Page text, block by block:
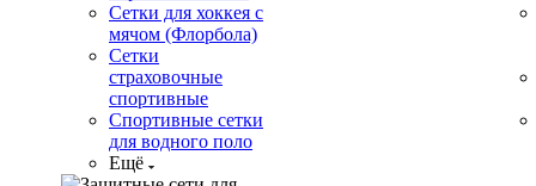
Сетки для хоккея с
мячом (Флорбола)
Сетки
страховочные
спортивные
Спортивные сетки
для водного поло
Ещё